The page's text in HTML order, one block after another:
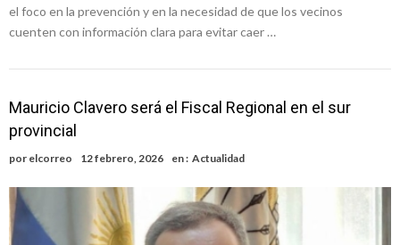
el foco en la prevención y en la necesidad de que los vecinos
cuenten con información clara para evitar caer …
Mauricio Clavero será el Fiscal Regional en el sur
provincial
por elcorreo 12 febrero, 2026 en : Actualidad